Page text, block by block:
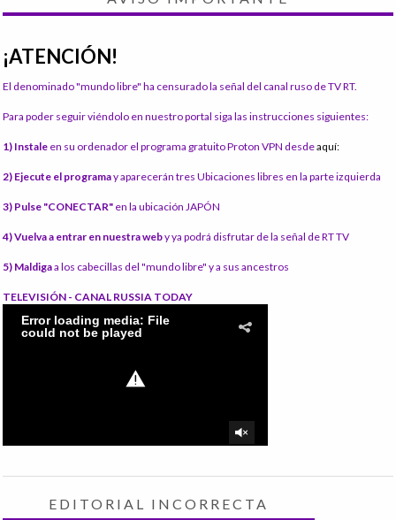
¡ATENCIÓN!
El denominado "mundo libre" ha censurado la señal del canal ruso de TV RT.
Para poder seguir viéndolo en nuestro portal siga las instrucciones siguientes:
1) Instale en su ordenador el programa gratuito Proton VPN desdeaquí:
2) Ejecute el programay aparecerán tres Ubicaciones libres en la parte izquierda
3) Pulse "CONECTAR" en la ubicación JAPÓN
4) Vuelva a entrar en nuestra weby ya podrá disfrutar de la señal de RT TV
5) Maldigaa los cabecillas del "mundo libre" y a sus ancestros
TELEVISIÓN - CANAL RUSSIA TODAY
EDITORIAL INCORRECTA